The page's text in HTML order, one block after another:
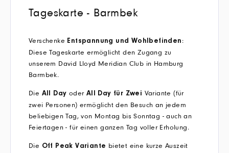
Tageskarte - Barmbek
Verschenke Entspannung und Wohlbefinden :
Diese Tageskarte ermöglicht den Zugang zu
unserem David Lloyd Meridian Club in Hamburg
Barmbek.
Die All Day oderAll Day für Zwei Variante (für
zwei Personen) ermöglicht den Besuch an jedem
beliebigen Tag, von Montag bis Sonntag - auch an
Feiertagen - für einen ganzen Tag voller Erholung.
Die Off Peak Variante bietet eine kurze Auszeit